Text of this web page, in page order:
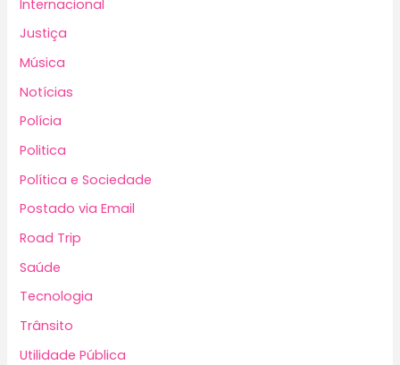
Internacional
Justiça
Música
Notícias
Polícia
Politica
Política e Sociedade
Postado via Email
Road Trip
Saúde
Tecnologia
Trânsito
Utilidade Pública